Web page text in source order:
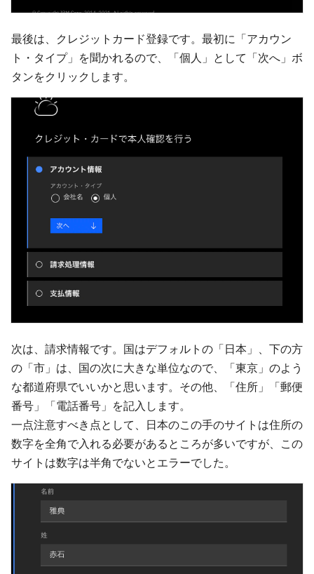
最後は、クレジットカード登録です。最初に「アカウン
ト・タイプ」を聞かれるので、「個人」として「次へ」ボ
タンをクリックします。
次は、請求情報です。国はデフォルトの「日本」、下の方
の「市」は、国の次に大きな単位なので、「東京」のよう
な都道府県でいいかと思います。その他、「住所」「郵便
番号」「電話番号」を記入します。
一点注意すべき点として、日本のこの手のサイトは住所の
数字を全角で入れる必要があるところが多いですが、この
サイトは数字は半角でないとエラーでした。